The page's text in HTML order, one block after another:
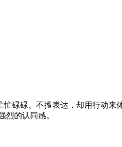
碌碌、不擅表达，却用行动来
烈的认同感。